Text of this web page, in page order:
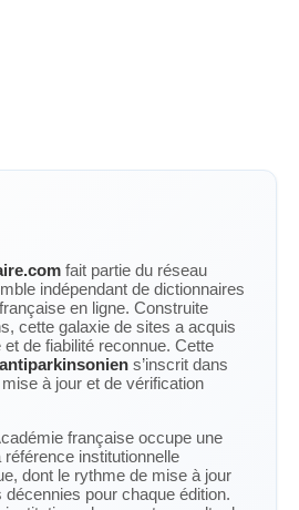
fait partie du réseau
indépendant de dictionnaires
en ligne. Construite
cette galaxie de sites a acquis
de fiabilité reconnue. Cette
antiparkinsonien s’inscrit dans
à jour et de vérification
française occupe une
référence institutionnelle
dont le rythme de mise à jour
décennies pour chaque édition.